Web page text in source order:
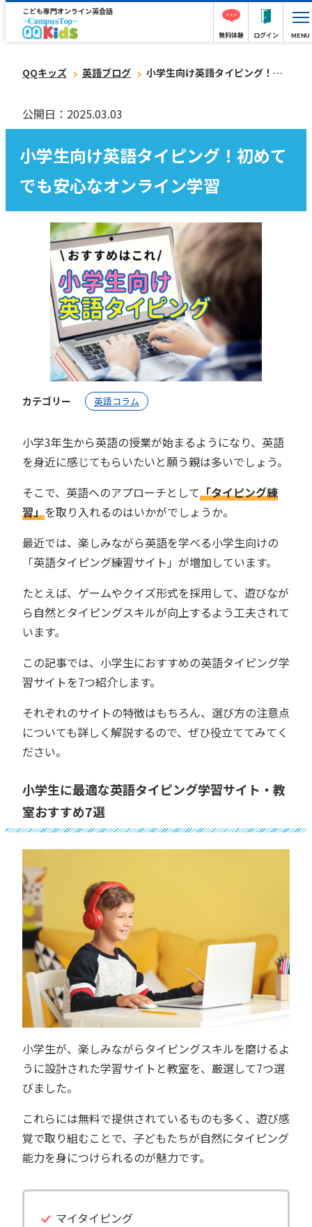
こども専門オンライン英会話
無料体験 ログイン MENU
QQキッズ 英語ブログ 小学生向け英語タイピング！初めてでも安心なオンライン学習
公開日：2025.03.03
小学生向け英語タイピング！初めて
でも安心なオンライン学習
カテゴリー 英語コラム
小学3年生から英語の授業が始まるようになり、英語
を身近に感じてもらいたいと願う親は多いでしょう。
そこで、英語へのアプローチとして「タイピング練
習」を取り入れるのはいかがでしょうか。
最近では、楽しみながら英語を学べる小学生向けの
「英語タイピング練習サイト」が増加しています。
たとえば、ゲームやクイズ形式を採用して、遊びなが
ら自然とタイピングスキルが向上するよう工夫されて
います。
この記事では、小学生におすすめの英語タイピング学
習サイトを7つ紹介します。
それぞれのサイトの特徴はもちろん、選び方の注意点
についても詳しく解説するので、ぜひ役立ててみてく
ださい。
小学生に最適な英語タイピング学習サイト・教
室おすすめ7選
小学生が、楽しみながらタイピングスキルを磨けるよ
うに設計された学習サイトと教室を、厳選して7つ選
びました。
これらには無料で提供されているものも多く、遊び感
覚で取り組むことで、子どもたちが自然にタイピング
能力を身につけられるのが魅力です。
マイタイピング